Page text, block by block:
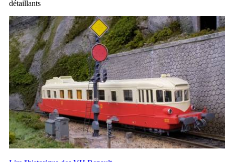
détaillants